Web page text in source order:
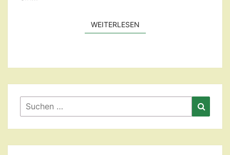
WEITERLESENWEITERLESEN
Suchen
nach: